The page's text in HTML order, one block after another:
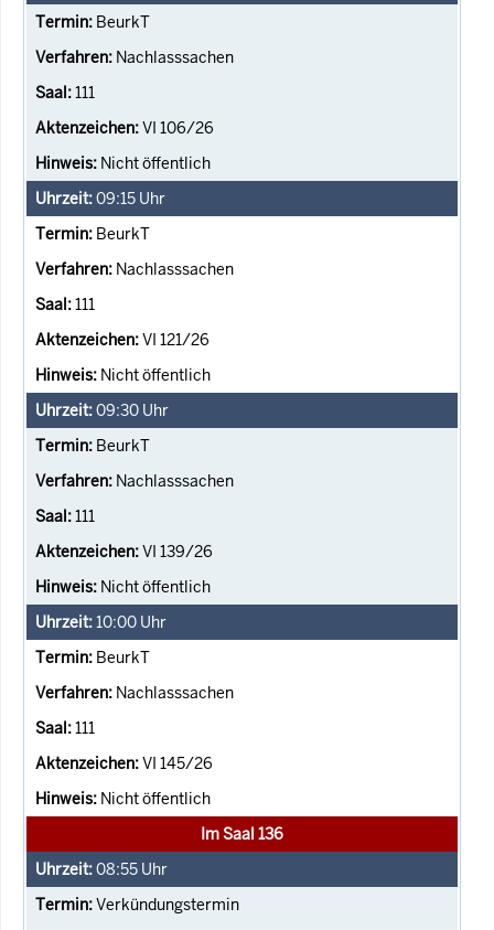
BeurkT
Nachlasssachen
111
VI 106/26
Nicht öffentlich
09:15 Uhr
BeurkT
Nachlasssachen
111
VI 121/26
Nicht öffentlich
09:30 Uhr
BeurkT
Nachlasssachen
111
VI 139/26
Nicht öffentlich
10:00 Uhr
BeurkT
Nachlasssachen
111
VI 145/26
Nicht öffentlich
Im Saal 136
08:55 Uhr
Verkündungstermin